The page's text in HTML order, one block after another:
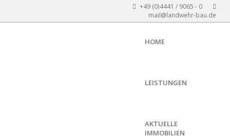
+49 (0)4441 / 9065 - 0
mail@landwehr-bau.de
HOME
LEISTUNGEN
AKTUELLE
IMMOBILIEN